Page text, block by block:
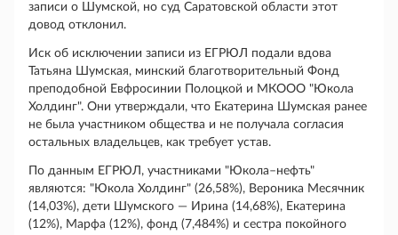
записи о Шумской, но суд Саратовской области этот
довод отклонил.
Иск об исключении записи из ЕГРЮЛ подали вдова
Татьяна Шумская, минский благотворительный Фонд
преподобной Евфросинии Полоцкой и МКООО "Юкола
Холдинг". Они утверждали, что Екатерина Шумская ранее
не была участником общества и не получала согласия
остальных владельцев, как требует устав.
По данным ЕГРЮЛ, участниками "Юкола–нефть"
являются: "Юкола Холдинг" (26,58%), Вероника Месячник
(14,03%), дети Шумского — Ирина (14,68%), Екатерина
(12%), Марфа (12%), фонд (7,484%) и сестра покойного